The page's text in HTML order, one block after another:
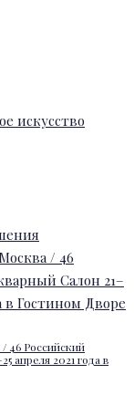
искусство
46 Российский
апреля 2021 года в